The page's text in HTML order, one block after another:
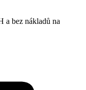
bez nákladů na